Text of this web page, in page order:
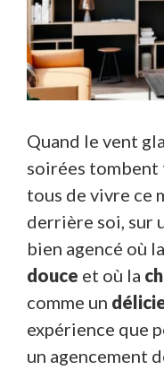
Quand le vent
soirées tombent
tous de vivre ce
derrière soi, sur
bien agencé où la
douce et où la
comme un
expérience que
un agencement